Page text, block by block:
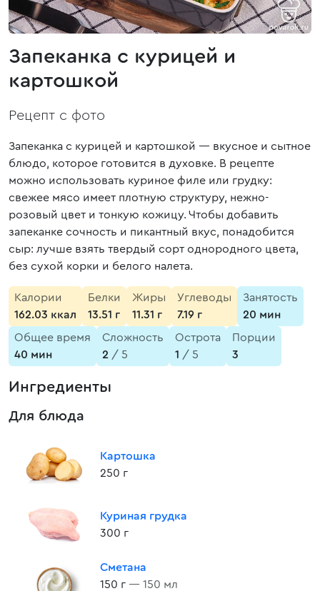
Запеканка с курицей и
картошкой
Рецепт с фото
Запеканка с курицей и картошкой — вкусное и сытное
блюдо, которое готовится в духовке. В рецепте
можно использовать куриное филе или грудку:
свежее мясо имеет плотную структуру, нежно-
розовый цвет и тонкую кожицу. Чтобы добавить
запеканке сочность и пикантный вкус, понадобится
сыр: лучше взять твердый сорт однородного цвета,
без сухой корки и белого налета.
Калории
162.03 ккал
Белки
13.51 г
Жиры
11.31 г
Углеводы
7.19 г
Занятость
20 мин
Общее время
40 мин
Сложность
2 / 5
Острота
1 / 5
Порции
3
Ингредиенты
Для блюда
Картошка
250 г
Куриная грудка
300 г
Сметана
150 г — 150 мл